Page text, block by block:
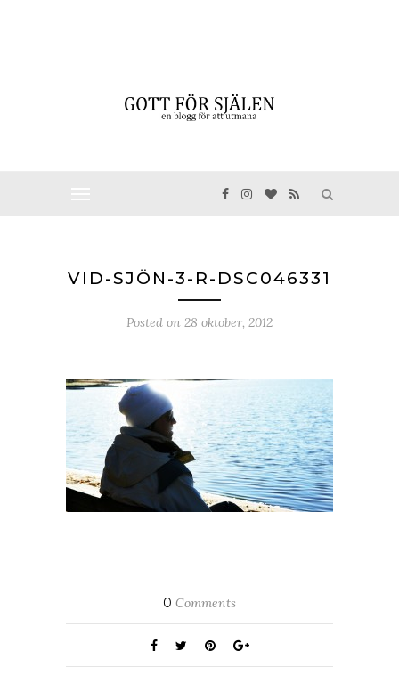
VID-SJÖN-3-R-DSC046331
Posted on 28 oktober, 2012
0 Comments